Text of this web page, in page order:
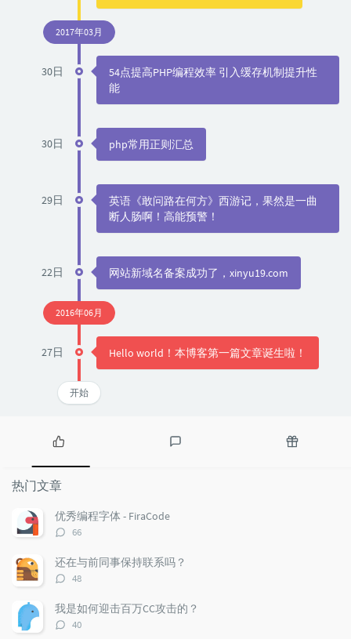
2017年03月
30日
54点提高PHP编程效率 引入缓存机制提升性
能
30日 php常用正则汇总
29日
英语《敢问路在何方》西游记，果然是一曲
断人肠啊！高能预警！
22日 网站新域名备案成功了，xinyu19.com
2016年06月
27日 Hello world！本博客第一篇文章诞生啦！
开始
热
门
文
章
热门文章
优秀编程字体 - FiraCode
评
数：
66
还在与前同事保持联系吗？
评
数：
48
我是如何迎击百万CC攻击的？
评
40